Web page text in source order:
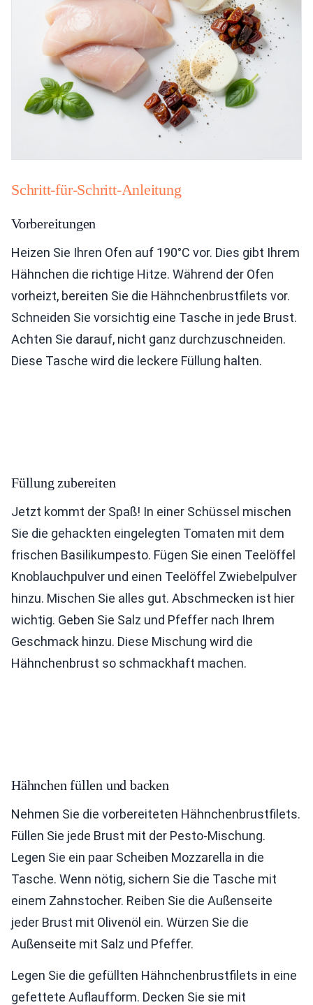
Schritt-für-Schritt-Anleitung
Vorbereitungen
Heizen Sie Ihren Ofen auf 190°C vor. Dies gibt Ihrem
Hähnchen die richtige Hitze. Während der Ofen
vorheizt, bereiten Sie die Hähnchenbrustfilets vor.
Schneiden Sie vorsichtig eine Tasche in jede Brust.
Achten Sie darauf, nicht ganz durchzuschneiden.
Diese Tasche wird die leckere Füllung halten.
Füllung zubereiten
Jetzt kommt der Spaß! In einer Schüssel mischen
Sie die gehackten eingelegten Tomaten mit dem
frischen Basilikumpesto. Fügen Sie einen Teelöffel
Knoblauchpulver und einen Teelöffel Zwiebelpulver
hinzu. Mischen Sie alles gut. Abschmecken ist hier
wichtig. Geben Sie Salz und Pfeffer nach Ihrem
Geschmack hinzu. Diese Mischung wird die
Hähnchenbrust so schmackhaft machen.
Hähnchen füllen und backen
Nehmen Sie die vorbereiteten Hähnchenbrustfilets.
Füllen Sie jede Brust mit der Pesto-Mischung.
Legen Sie ein paar Scheiben Mozzarella in die
Tasche. Wenn nötig, sichern Sie die Tasche mit
einem Zahnstocher. Reiben Sie die Außenseite
jeder Brust mit Olivenöl ein. Würzen Sie die
Außenseite mit Salz und Pfeffer.
Legen Sie die gefüllten Hähnchenbrustfilets in eine
gefettete Auflaufform. Decken Sie sie mit